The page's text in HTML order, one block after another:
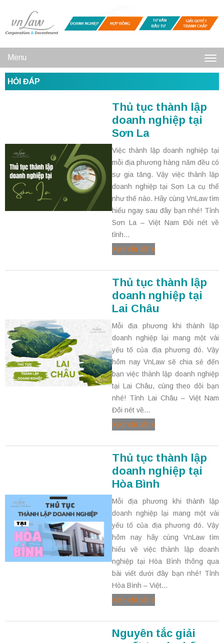
Menu
HỎI ĐÁP
Thủ tục thành lập
doanh nghiệp tại
Sơn La
Việc thành lập doanh nghiệp tại
mỗi địa phương hàng năm đều có
sự gia tăng. Vậy việc thành lập
doanh nghiệp tại Sơn La cụ thể
như thế nào. Hãy cùng VnLaw tìm
hiểu ngay sau đây bạn nhé! Tỉnh
Sơn La – Việt Nam Đôi nét về
tỉnh...
Xem chi tiết
Thủ tục thành lập
doanh nghiệp tại
Lai Châu
Mỗi địa phương khi thành lập
doanh nghiệp lại mang một vài
yếu tố của địa phương đó. Vậy
hôm nay VnLaw sẽ chia sẻ đến
bạn việc thành lập doanh nghiệp
tại Lai Châu, cùng theo dõi bạn
nhé! Tỉnh Lai Châu – Việt Nam
Đôi nét về...
Xem chi tiết
Thủ tục thành lập
doanh nghiệp tại
Hòa Bình
Mỗi địa phương khi thành lập
doanh nghiệp lại mang một vài
yếu tố của địa phương đó. Vậy
hôm nay hãy cùng VnLaw tìm
hiểu về việc thành lập doanh
nghiệp tại Hòa Bình thông qua
bài viết dưới đây bạn nhé! Tỉnh
Hòa Bình – Việt...
Xem chi tiết
Nguyên tắc giải